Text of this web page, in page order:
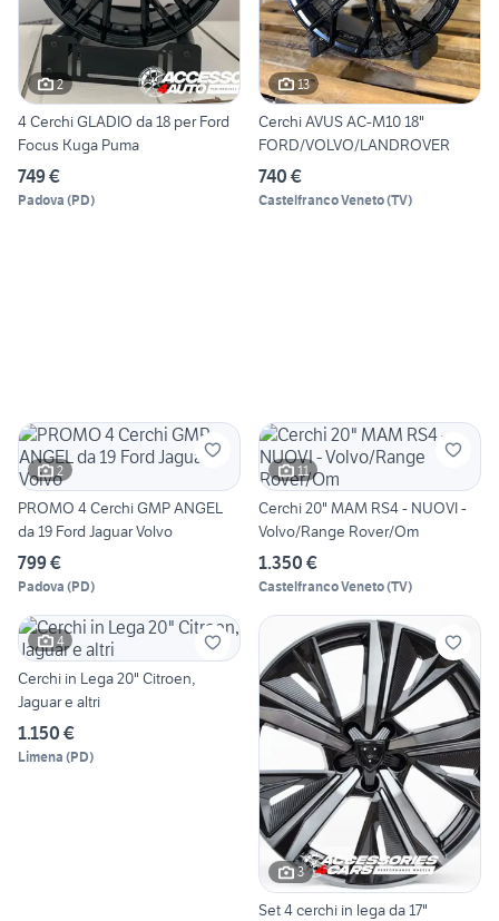
2
4 Cerchi GLADIO da 18 per Ford
Focus Kuga Puma
749 €
Padova (PD)
13
Cerchi AVUS AC-M10 18"
FORD/VOLVO/LANDROVER
740 €
Castelfranco Veneto(TV)
2
PROMO 4 Cerchi GMP ANGEL
da 19 Ford Jaguar Volvo
799 €
Padova (PD)
11
Cerchi 20" MAM RS4 - NUOVI -
Volvo/Range Rover/Om
1.350 €
Castelfranco Veneto(TV)
4
Cerchi in Lega 20" Citroen,
Jaguar e altri
1.150 €
Limena (PD)
3
Set 4 cerchi in lega da 17"